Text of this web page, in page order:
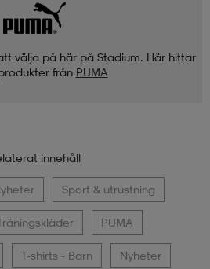
välja på här på Stadium. Här hittar
från PUMA
innehåll
Sport & utrustning
PUMA
T-shirts - Barn Nyheter